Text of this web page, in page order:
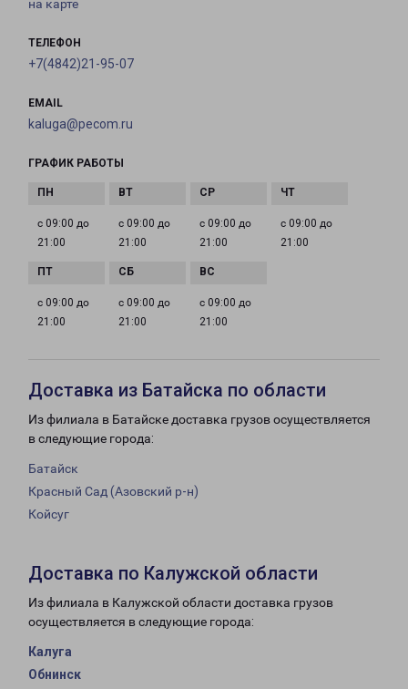
на карте
ТЕЛЕФОН
+7(4842)21-95-07
EMAIL
kaluga@pecom.ru
ГРАФИК РАБОТЫ
с 09:00 до
21:00
с 09:00 до
21:00
с 09:00 до
21:00
с 09:00 до
21:00
с 09:00 до
21:00
с 09:00 до
21:00
с 09:00 до
21:00
Доставка из Батайска по области
Из филиала в Батайске доставка грузов осуществляется
в следующие города:
Батайск
Красный Сад (Азовский р-н)
Койсуг
Доставка по Калужской области
Из филиала в Калужской области доставка грузов
осуществляется в следующие города:
Калуга
Обнинск